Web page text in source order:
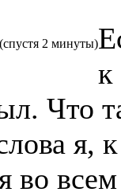
(спустя 2 минуты)
к
Что
я,
во